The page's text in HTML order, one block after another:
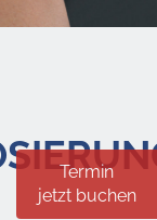
Termin
jetzt buchen